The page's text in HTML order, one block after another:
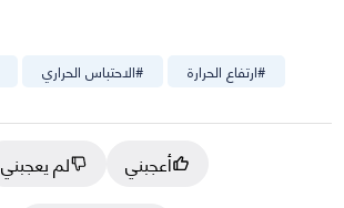
#الاحتباس الحراري #ارتفاع الحرارة
أعجبني
لم يعجبني